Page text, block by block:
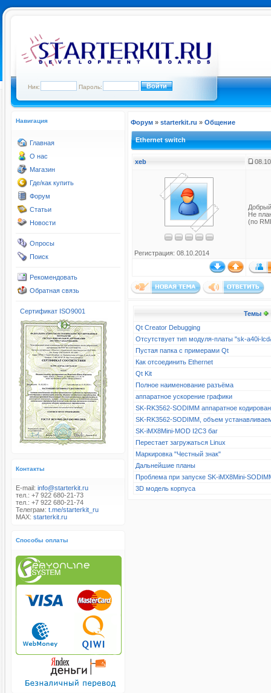
Ник: Пароль:
Навигация
Главная
О нас
Магазин
Где/как купить
Форум
Статьи
Новости
Опросы
Поиск
Рекомендовать
Обратная связь
Сертификат ISO9001
Контакты
E-mail: info@starterkit.ru
тел.: +7 922 680-21-73
тел.: +7 922 680-21-74
Телеграм: t.me/starterkit_ru
MAX: starterkit.ru
Способы оплаты
Форум » starterkit.ru » Общение
Ethernet switch
xeb
Регистрация: 08.10.2014
Не
(по
Темы
Qt Creator Debugging
Отсутствует тип модуля-платы "sk-a40i-
Пустая папка с примерами Qt
Как отсоединить Ethernet
Qt Kit
Полное наименование разъёма
аппаратное ускорение графики
SK-RK3562-SODIMM аппаратное
SK-RK3562-SODIMM, объем
SK-iMX8Mini-MOD I2C3 баг
Перестает загружаться Linux
Маркировка "Честный знак"
Дальнейшие планы
Проблема при запуске SK-iMX8Mini-
3D модель корпуса